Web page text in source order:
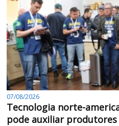
07/08/2026
Tecnologia norte-
pode auxiliar produtores